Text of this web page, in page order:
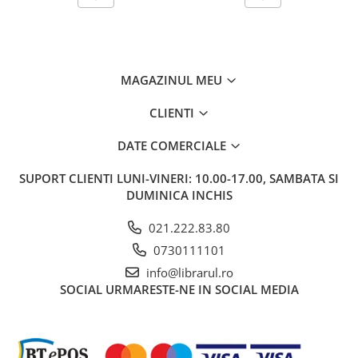
Carti de colorat pentru adulti
Casa, gradina
Istoria comunismului
MAGAZINUL MEU
CLIENTI
DATE COMERCIALE
SUPORT CLIENTI LUNI-VINERI: 10.00-17.00, SAMBATA SI
DUMINICA INCHIS
021.222.83.80
0730111101
info@librarul.ro
SOCIAL URMARESTE-NE IN SOCIAL MEDIA